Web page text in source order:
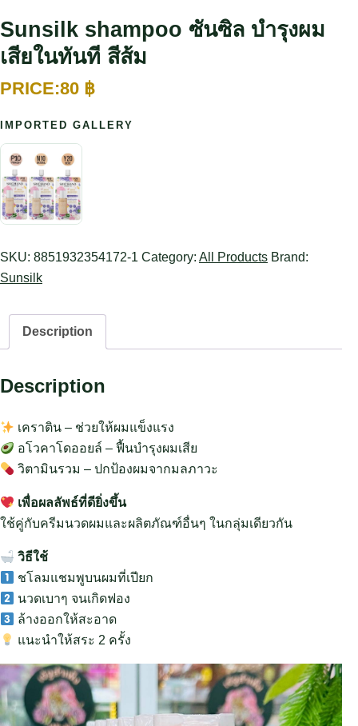
Sunsilk shampoo ซันซิล บำรุงผม
เสียในทันที สีส้ม
80 ฿
IMPORTED GALLERY
SKU: 8851932354172-1 Category: All Products Brand:
Sunsilk
Description
Description
เคราติน – ช่วยให้ผมแข็งแรง
อโวคาโดออยล์ – ฟื้นบำรุงผมเสีย
วิตามินรวม – ปกป้องผมจากมลภาวะ
เพื่อผลลัพธ์ที่ดียิ่งขึ้น
ใช้คู่กับครีมนวดผมและผลิตภัณฑ์อื่นๆ ในกลุ่มเดียวกัน
วิธีใช้
ชโลมแชมพูบนผมที่เปียก
นวดเบาๆ จนเกิดฟอง
ล้างออกให้สะอาด
แนะนำให้สระ 2 ครั้ง